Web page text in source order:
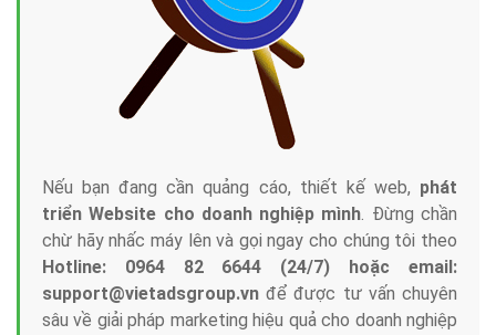
Nếu bạn đang cần quảng cáo, thiết kế web, phát
triển Website cho doanh nghiệp mình. Đừng chần
chừ hãy nhấc máy lên và gọi ngay cho chúng tôi theo
Hotline: 0964 82 6644 (24/7) hoặc email:
support@vietadsgroup.vn để được tư vấn chuyên
sâu về giải pháp marketing hiệu quả cho doanh nghiệp